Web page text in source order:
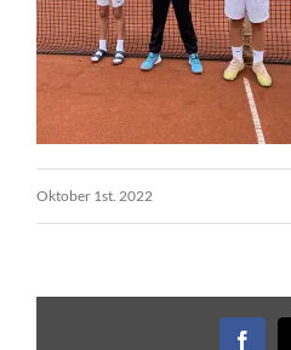
Oktober 1st. 2022